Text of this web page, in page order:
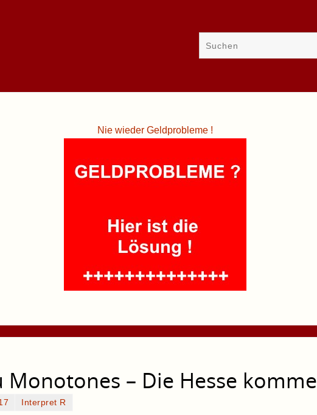
Nie wieder Geldprobleme !
Monotones – Die Hesse komme
Interpret R